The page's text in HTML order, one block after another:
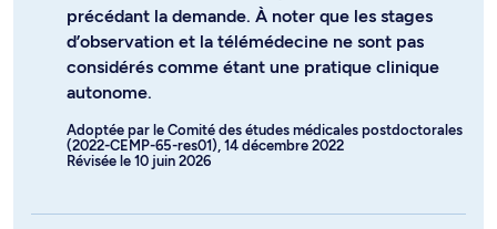
précédant la demande. À noter que les stages
d’observation et la télémédecine ne sont pas
considérés comme étant une pratique clinique
autonome.
Adoptée par le Comité des études médicales postdoctorales
(2022-CEMP-65-res01), 14 décembre 2022
Révisée le 10 juin 2026